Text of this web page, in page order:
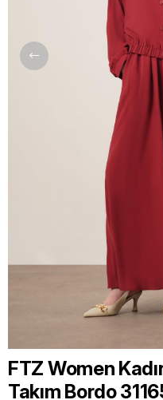
FTZ Women
Takım Bordo